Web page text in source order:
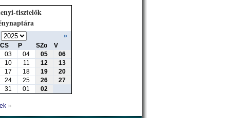
tisztelők
»
CS P SZo
V
03 04 05
06
10 11 12
13
17 18 19
20
24 25 26
27
31 01 02
»